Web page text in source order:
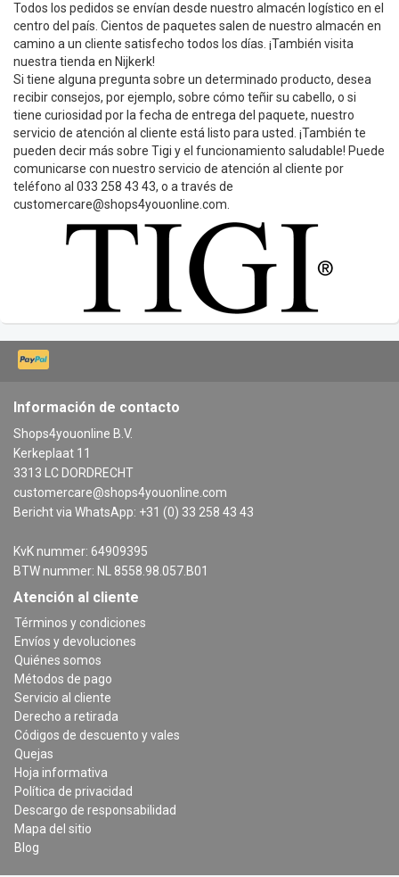
Todos los pedidos se envían desde nuestro almacén logístico en el
centro del país. Cientos de paquetes salen de nuestro almacén en
camino a un cliente satisfecho todos los días. ¡También visita
nuestra tienda en Nijkerk!
Si tiene alguna pregunta sobre un determinado producto, desea
recibir consejos, por ejemplo, sobre cómo teñir su cabello, o si
tiene curiosidad por la fecha de entrega del paquete, nuestro
servicio de atención al cliente está listo para usted. ¡También te
pueden decir más sobre Tigi y el funcionamiento saludable! Puede
comunicarse con nuestro servicio de atención al cliente por
teléfono al 033 258 43 43, o a través de
customercare@shops4youonline.com.
Información de contacto
Shops4youonline B.V.
Kerkeplaat 11
3313 LC DORDRECHT
customercare@shops4youonline.com
Bericht via WhatsApp: +31 (0) 33 258 43 43
KvK nummer: 64909395
BTW nummer: NL 8558.98.057.B01
Atención al cliente
Términos y condiciones
Envíos y devoluciones
Quiénes somos
Métodos de pago
Servicio al cliente
Derecho a retirada
Códigos de descuento y vales
Quejas
Hoja informativa
Política de privacidad
Descargo de responsabilidad
Mapa del sitio
Blog